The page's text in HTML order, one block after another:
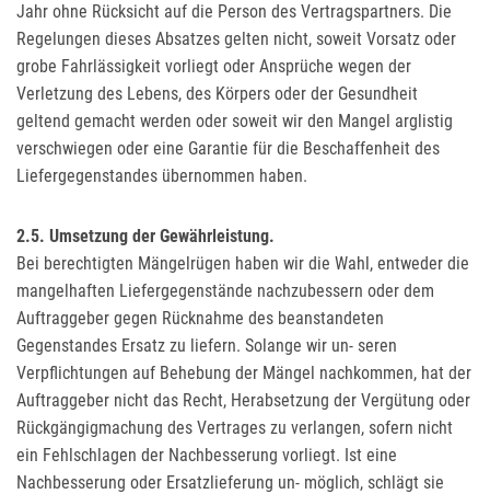
Jahr ohne Rücksicht auf die Person des Vertragspartners. Die
Regelungen dieses Absatzes gelten nicht, soweit Vorsatz oder
grobe Fahrlässigkeit vorliegt oder Ansprüche wegen der
Verletzung des Lebens, des Körpers oder der Gesundheit
geltend gemacht werden oder soweit wir den Mangel arglistig
verschwiegen oder eine Garantie für die Beschaffenheit des
Liefergegenstandes übernommen haben.
2.5. Umsetzung der Gewährleistung.
Bei berechtigten Mängelrügen haben wir die Wahl, entweder die
mangelhaften Liefergegenstände nachzubessern oder dem
Auftraggeber gegen Rücknahme des beanstandeten
Gegenstandes Ersatz zu liefern. Solange wir un- seren
Verpflichtungen auf Behebung der Mängel nachkommen, hat der
Auftraggeber nicht das Recht, Herabsetzung der Vergütung oder
Rückgängigmachung des Vertrages zu verlangen, sofern nicht
ein Fehlschlagen der Nachbesserung vorliegt. Ist eine
Nachbesserung oder Ersatzlieferung un- möglich, schlägt sie